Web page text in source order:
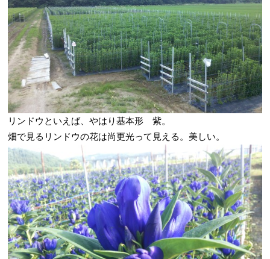
リンドウといえば、やはり基本形 紫。
畑で見るリンドウの花は尚更光って見える。美しい。